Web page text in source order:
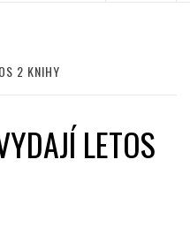
2 KNIHY
LETOS